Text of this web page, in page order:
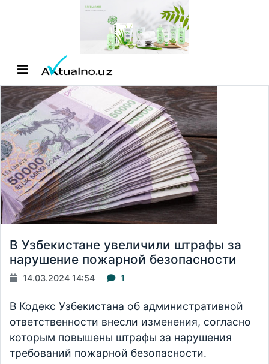
В Узбекистане увеличили штрафы за
нарушение пожарной безопасности
14.03.2024 14:54 1
В Кодекс Узбекистана об административной
ответственности внесли изменения, согласно
которым повышены штрафы за нарушения
требований пожарной безопасности.